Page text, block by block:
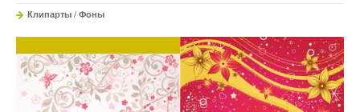
Клипарты / Фоны